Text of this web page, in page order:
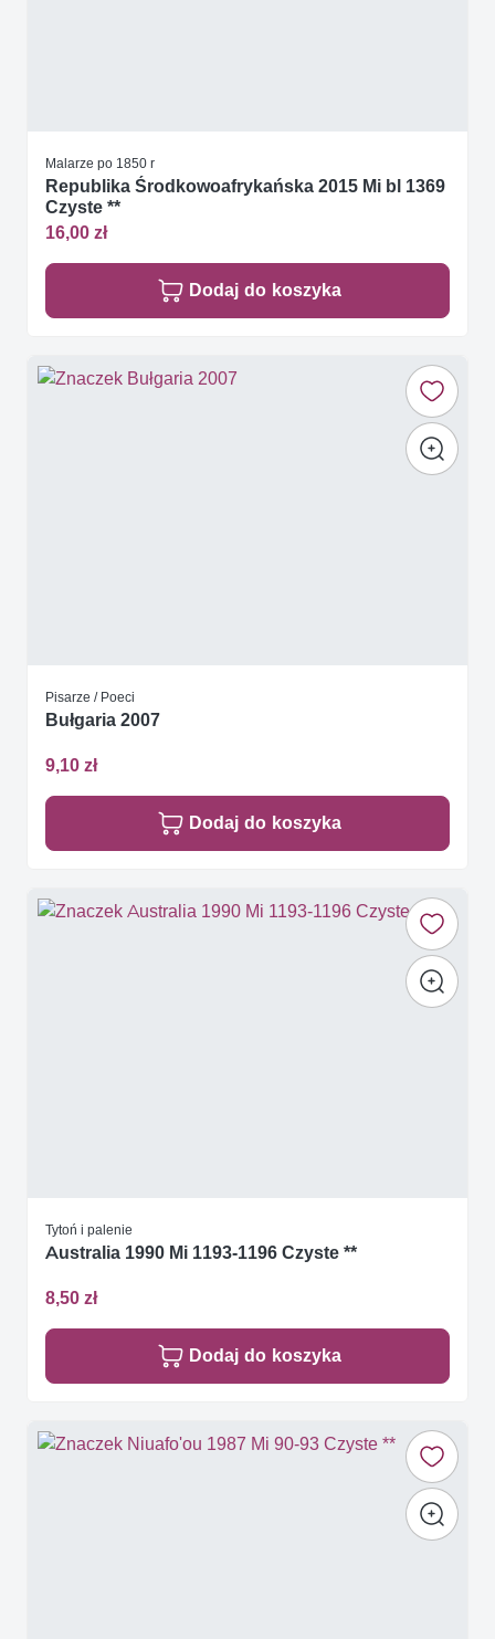
Malarze po 1850 r
Republika Środkowoafrykańska 2015 Mi bl 1369
Czyste **
16,00 zł
Dodaj do koszyka
Pisarze / Poeci
Bułgaria 2007
9,10 zł
Dodaj do koszyka
Tytoń i palenie
Australia 1990 Mi 1193-1196 Czyste **
8,50 zł
Dodaj do koszyka